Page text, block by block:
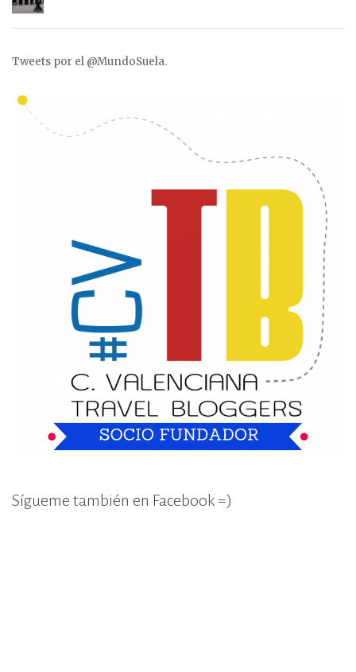
Tweets por el @MundoSuela.
Sígueme también en Facebook =)